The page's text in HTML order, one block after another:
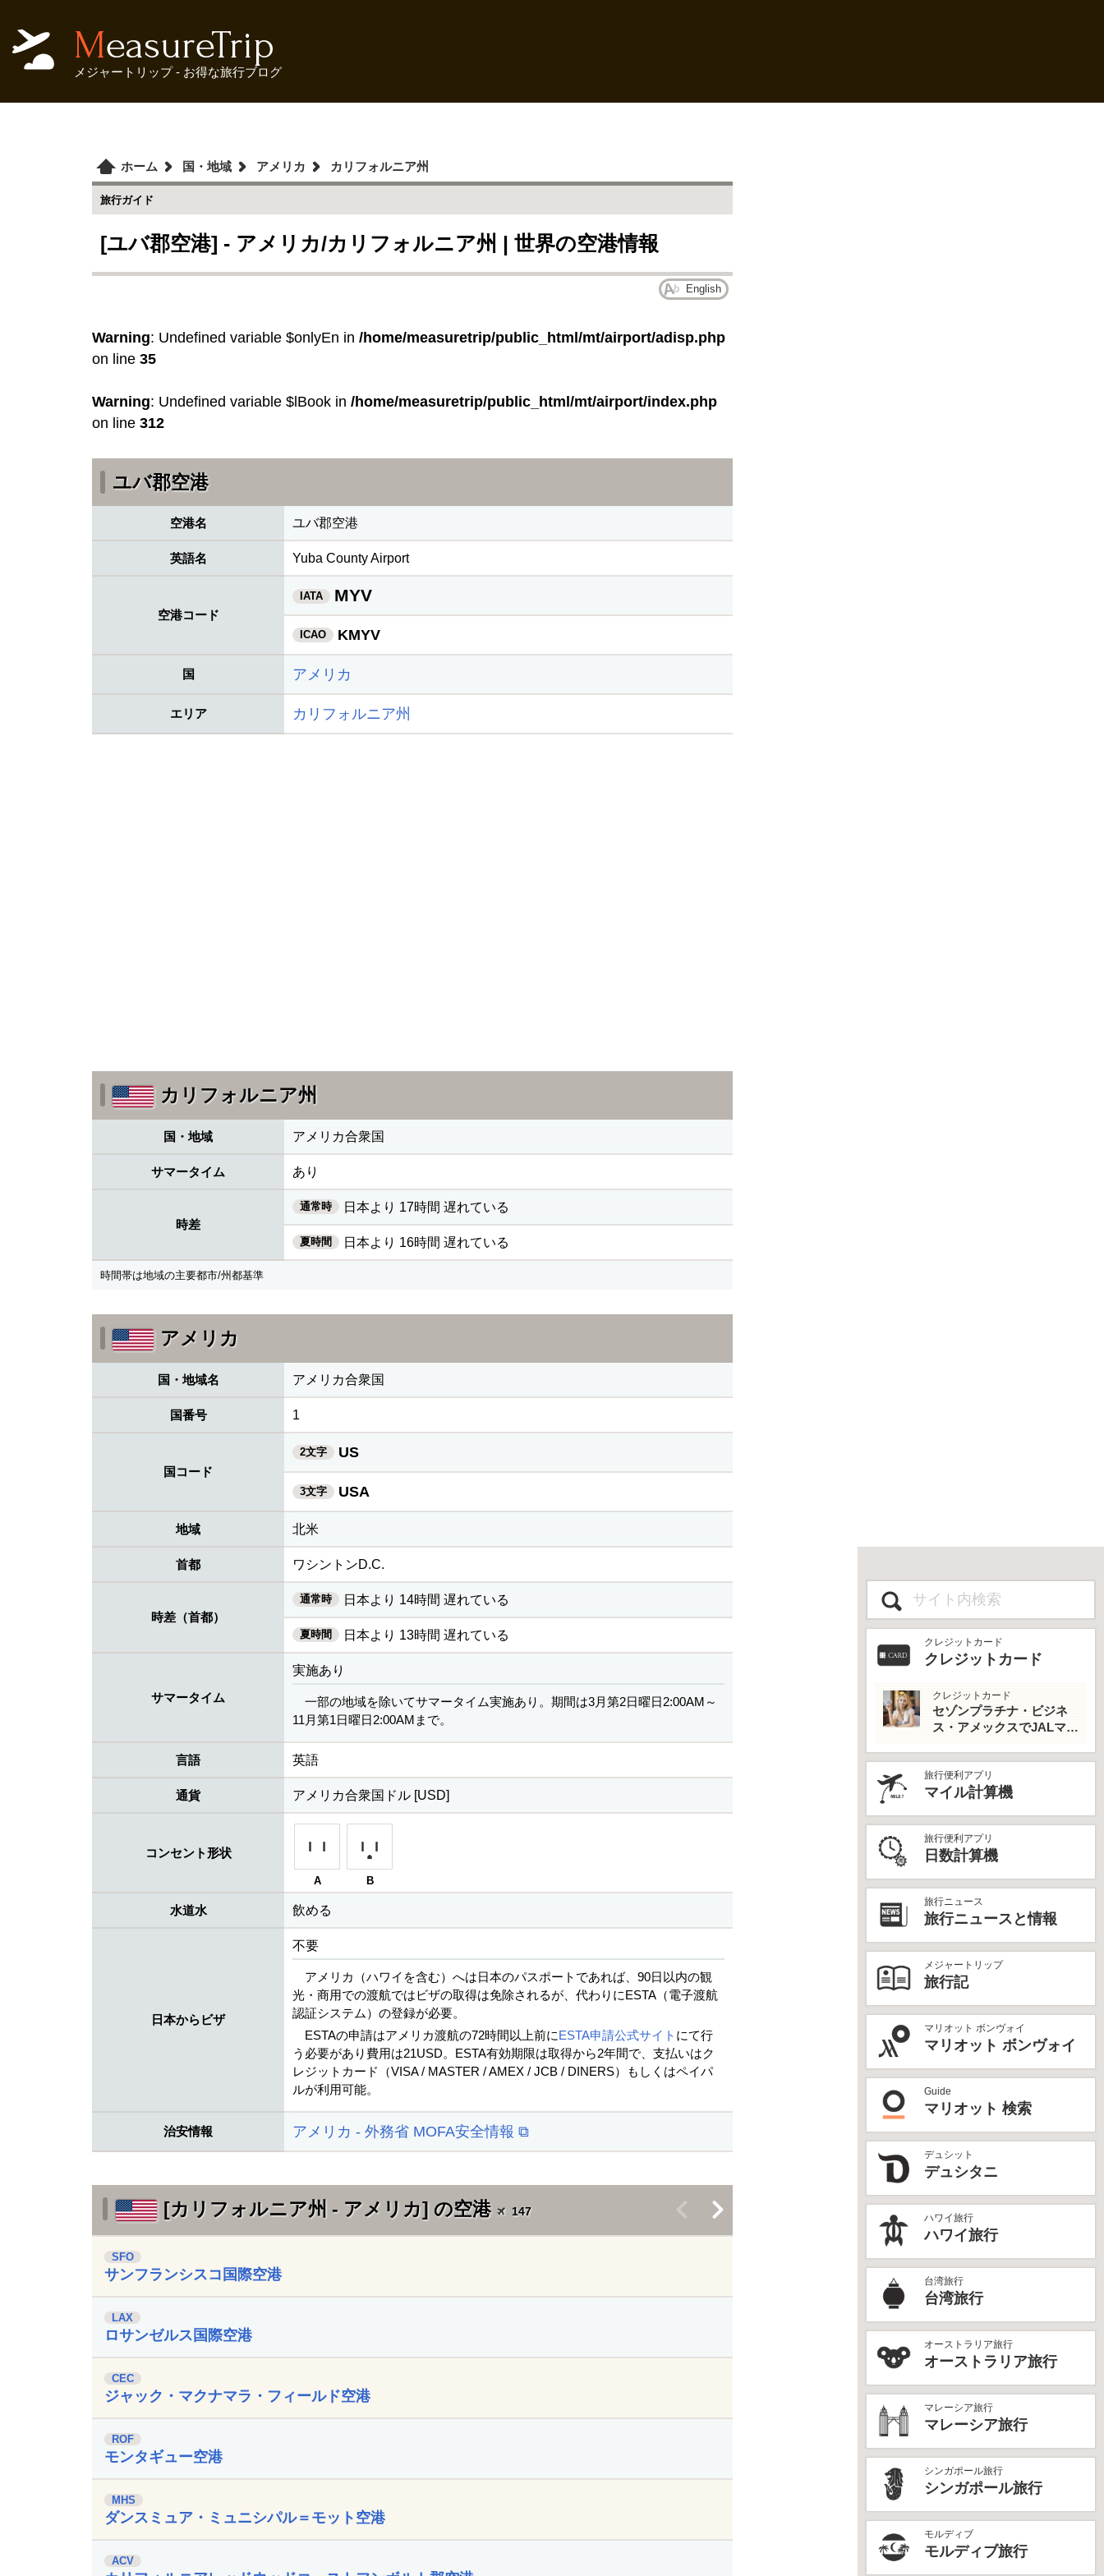
MeasureTrip
メジャートリップ - お得な旅行ブログ
ホーム 国・地域 アメリカ カリフォルニア州
旅行ガイド
[ユバ郡空港] - アメリカ/カリフォルニア州 | 世界の空港情報
English
Warning: Undefined variable $onlyEn in /home/measuretrip/public_html/mt/airport/adisp.php
on line 35
Warning: Undefined variable $lBook in /home/measuretrip/public_html/mt/airport/index.php
on line 312
ユバ郡空港
空港名 ユバ郡空港
英語名 Yuba County Airport
空港コード
IATA MYV
ICAO KMYV
国 アメリカ
エリア カリフォルニア州
カリフォルニア州
国・地域 アメリカ合衆国
サマータイム あり
時差
通常時 日本より 17時間 遅れている
夏時間 日本より 16時間 遅れている
時間帯は地域の主要都市/州都基準
アメリカ
国・地域名 アメリカ合衆国
国番号 1
国コード
2文字 US
3文字 USA
地域 北米
首都 ワシントンD.C.
時差（首都）
通常時 日本より 14時間 遅れている
夏時間 日本より 13時間 遅れている
サマータイム
実施あり
一部の地域を除いてサマータイム実施あり。期間は3月第2日曜日2:00AM～
11月第1日曜日2:00AMまで。
言語 英語
通貨 アメリカ合衆国ドル [USD]
コンセント形状
A B
水道水 飲める
日本からビザ
不要
アメリカ（ハワイを含む）へは日本のパスポートであれば、90日以内の観
光・商用での渡航ではビザの取得は免除されるが、代わりにESTA（電子渡航
認証システム）の登録が必要。
ESTAの申請はアメリカ渡航の72時間以上前にESTA申請公式サイト にて行
う必要があり費用は21USD。ESTA有効期限は取得から2年間で、支払いはク
レジットカード（VISA / MASTER / AMEX / JCB / DINERS）もしくはペイパ
ルが利用可能。
治安情報 アメリカ - 外務省 MOFA安全情報 ⧉
[カリフォルニア州 - アメリカ] の空港 147
SFO
サンフランシスコ国際空港
LAX
ロサンゼルス国際空港
CEC
ジャック・マクナマラ・フィールド空港
ROF
モンタギュー空港
MHS
ダンスミュア・ミュニシパル＝モット空港
ACV
クレジットカード
クレジットカード
クレジットカード
セゾンプラチナ・ビジネ
ス・アメックスでJALマイ
を最大活用！
旅行便利アプリ
マイル計算機
旅行便利アプリ
日数計算機
旅行ニュース
旅行ニュースと情報
メジャートリップ
旅行記
マリオット ボンヴォイ
マリオット ボンヴォイ
Guide
マリオット 検索
デュシット
デュシタニ
ハワイ旅行
ハワイ旅行
台湾旅行
台湾旅行
オーストラリア旅行
オーストラリア旅行
マレーシア旅行
マレーシア旅行
シンガポール旅行
シンガポール旅行
モルディブ
モルディブ旅行